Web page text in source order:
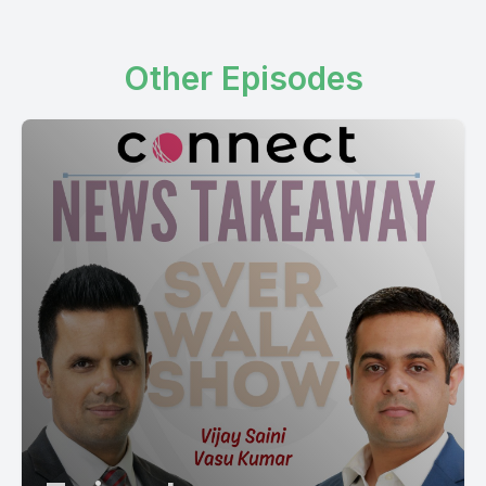
फिर जदों उन्दर जाओं ता उन्दर फिर पता ला जानदा जी के स्टेटस चेंज है है उदे विच
शरारतनिक लेन शामल है के भी हुने सैनडड ते सिंडिकेट फिलाल उदे ले जडा फैंसला ले
आसी ओसी बात से लेने हैं पर आँदे समय दे विच जदों चाबे किंदर वो पांग करमाना नियम
तर लगू हुगत, बस उन्हों पांज नमंबर नहीं नमी तरीक दसांग, एन नोटिफिकेशन करता
रहा हूं। हुँ स्वाल इठे एह है बिजे जी, कि कल आपा गल कर रहे थी, कि पंजाब दी बीजेपी
लीटरशिप गई, वो करन की की है फिर। त कि इन्ना न्यानमत हुन्दा है सरकारां चलाउन
दे विच कि पहला तुसी फैंसला लेने हो फिर उननु बापस लेने हो फिर उननु बापस लेने हो
मतलब के पंजाब दे विच राजिनती क कि किसे बड़े लीडर था हुकम आ गया कि नहीं
बापस लेना हुँ इस वर जो मरजी हो जो पिछली वर ले ला सी की कारण है? पर सवाल
जड़ा एहम है वो यह है कि ये लड़ाई बद्यार थी लड़ रहे हैं चाहे यो एफ़िड्याप्टरली लड़ाई
थी चाहे सैमिन � मैं कहनदा कि लेनी मख्वमंतरी साफने डबीट कीता है कि असी
पिजागी नुवेस्ट्री दा मसला अदात जे लडांगे ब्रोतीत रहने लीडर बख्वमंतरी लीडर जा
रहे हैं ने उठे बद्यारतियां कोर बही तुसी बद्यारतियां कोर जानदी बिजाए सो इदा मतलब
तुसी भी मीडिया चाउन लेगे बद्यार्थियानों ही दसन लेगे सी है गिया थोड़े नर भी जे आही
कुसे दसन आओ दसन लेगे तबर हुर थिनां बहुत है गियां कला कार जा रहे हैं ने जथे
Other Episodes